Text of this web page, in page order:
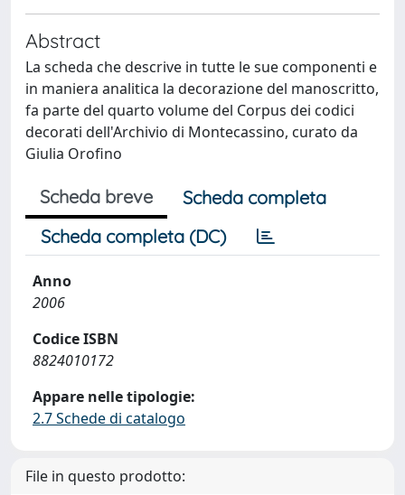
Abstract
La scheda che descrive in tutte le sue componenti e
in maniera analitica la decorazione del manoscritto,
fa parte del quarto volume del Corpus dei codici
decorati dell'Archivio di Montecassino, curato da
Giulia Orofino
Scheda breve
Scheda completa
Scheda completa (DC)
Anno
2006
Codice ISBN
8824010172
Appare nelle tipologie:
2.7 Schede di catalogo
File in questo prodotto: